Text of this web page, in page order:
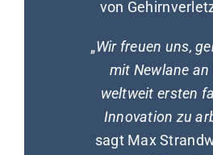
von
„Wir freuen uns,
mit Newlane an
weltweit ersten
Innovation zu
sagt Max